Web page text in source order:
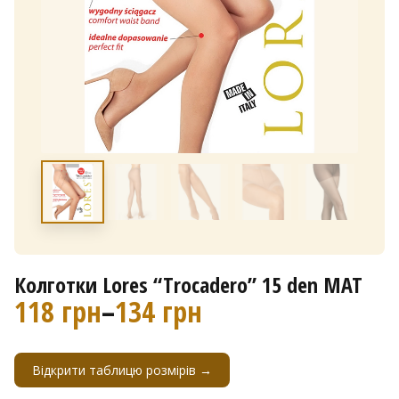
Колготки Lores “Trocadero” 15 den MAT
118 грн–134 грн
Д
і
а Відкрити таблицю розмірів →